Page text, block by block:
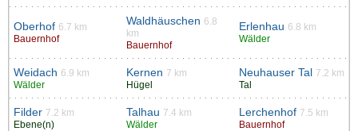
Oberhof 6.7 km
Bauernhof
Waldhäuschen 6.8
km
Bauernhof
Erlenhau 6.8 km
Wälder
Weidach 6.9 km
Wälder
Kernen 7 km
Hügel
Neuhauser Tal
7.2 km
Tal
Filder 7.2 km
Ebene(n)
Talhau 7.4 km
Wälder
Lerchenhof 7.5 km
Bauernhof